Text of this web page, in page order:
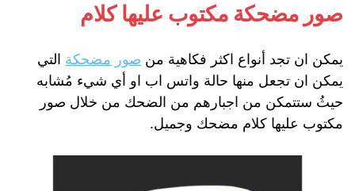
صور مضحكة مكتوب عليها كلام
يمكن ان تجد أنواع اكثر فكاهية من صور مضحكة التي
يمكن ان تجعل منها حالة واتس اب او أي شيء مُشابه
حيثُ ستتمكن من اجبارهم من الضحك من خلال صور
مكتوب عليها كلام مضحك وجميل.